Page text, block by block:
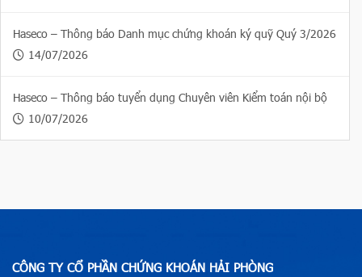
Haseco – Thông báo Danh mục chứng khoán ký quỹ Quý 3/2026
14/07/2026
Haseco – Thông báo tuyển dụng Chuyên viên Kiểm toán nội bộ
10/07/2026
CÔNG TY CỔ PHẦN CHỨNG KHOÁN HẢI PHÒNG